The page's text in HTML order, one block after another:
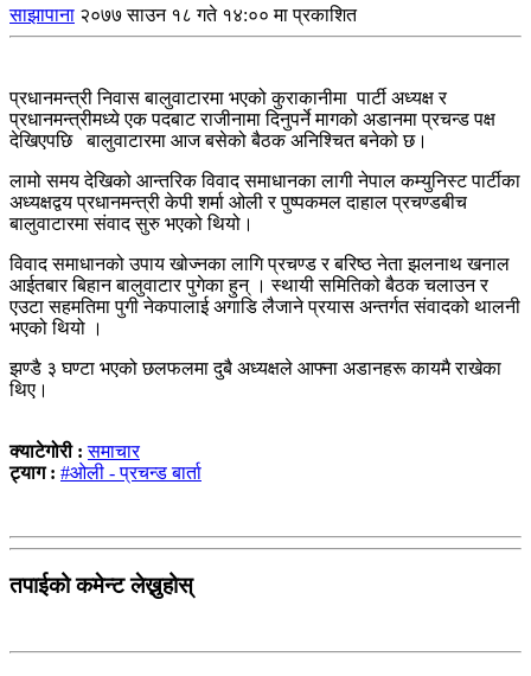
साझापाना २०७७ साउन १८ गते १४:०० मा प्रकाशित
प्रधानमन्त्री निवास बालुवाटारमा भएको कुराकानीमा पार्टी अध्यक्ष र
प्रधानमन्त्रीमध्ये एक पदबाट राजीनामा दिनुपर्ने मागको अडानमा प्रचन्ड पक्ष
देखिएपछि बालुवाटारमा आज बसेको बैठक अनिश्चित बनेको छ।
लामो समय देखिको आन्तरिक विवाद समाधानका लागी नेपाल कम्युनिस्ट पार्टीका
अध्यक्षद्वय प्रधानमन्त्री केपी शर्मा ओली र पुष्पकमल दाहाल प्रचण्डबीच
बालुवाटारमा संवाद सुरु भएको थियो।
विवाद समाधानको उपाय खोज्नका लागि प्रचण्ड र बरिष्ठ नेता झलनाथ खनाल
आईतबार बिहान बालुवाटार पुगेका हुन् । स्थायी समितिको बैठक चलाउन र
एउटा सहमतिमा पुगी नेकपालाई अगाडि लैजाने प्रयास अन्तर्गत संवादको थालनी
भएको थियो ।
झण्डै ३ घण्टा भएको छलफलमा दुबै अध्यक्षले आफ्ना अडानहरू कायमै राखेका
थिए।
क्याटेगोरी :समाचार
ट्याग : #ओली - प्रचन्ड बार्ता
तपाईको कमेन्ट लेख्नुहोस्